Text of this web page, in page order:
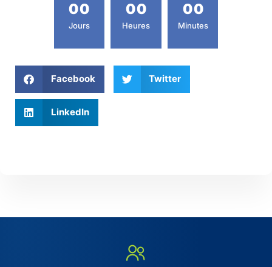
00
Jours
00
Heures
00
Minutes
Facebook Twitter
LinkedIn